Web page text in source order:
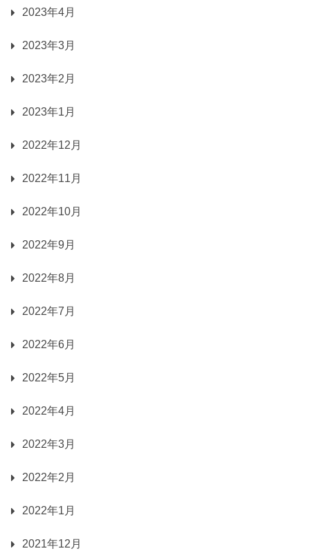
2023年4月
2023年3月
2023年2月
2023年1月
2022年12月
2022年11月
2022年10月
2022年9月
2022年8月
2022年7月
2022年6月
2022年5月
2022年4月
2022年3月
2022年2月
2022年1月
2021年12月